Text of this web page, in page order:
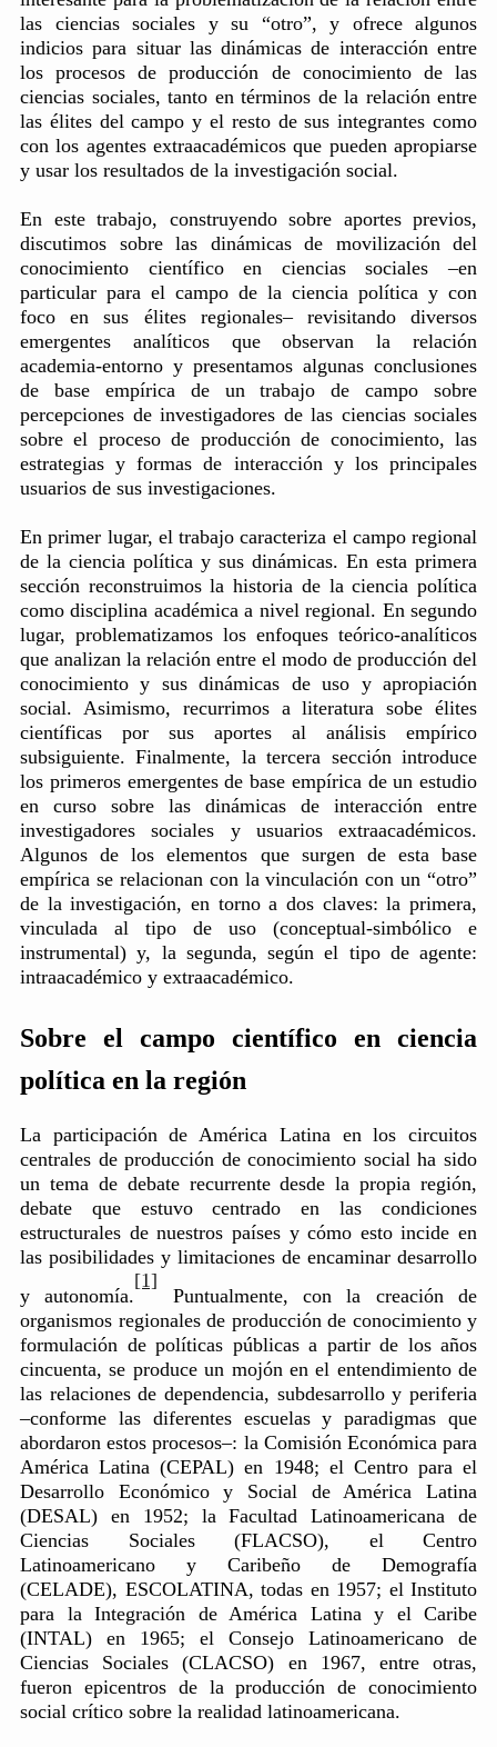
las ciencias sociales y su “otro”, y ofrece algunos
indicios para situar las dinámicas de interacción entre
los procesos de producción de conocimiento de las
ciencias sociales, tanto en términos de la relación entre
las élites del campo y el resto de sus integrantes como
con los agentes extraacadémicos que pueden apropiarse
y usar los resultados de la investigación social.
En este trabajo, construyendo sobre aportes previos,
discutimos sobre las dinámicas de movilización del
conocimiento científico en ciencias sociales –en
particular para el campo de la ciencia política y con
foco en sus élites regionales– revisitando diversos
emergentes analíticos que observan la relación
academia-entorno y presentamos algunas conclusiones
de base empírica de un trabajo de campo sobre
percepciones de investigadores de las ciencias sociales
sobre el proceso de producción de conocimiento, las
estrategias y formas de interacción y los principales
usuarios de sus investigaciones.
En primer lugar, el trabajo caracteriza el campo regional
de la ciencia política y sus dinámicas. En esta primera
sección reconstruimos la historia de la ciencia política
como disciplina académica a nivel regional. En segundo
lugar, problematizamos los enfoques teórico-analíticos
que analizan la relación entre el modo de producción del
conocimiento y sus dinámicas de uso y apropiación
social. Asimismo, recurrimos a literatura sobe élites
científicas por sus aportes al análisis empírico
subsiguiente. Finalmente, la tercera sección introduce
los primeros emergentes de base empírica de un estudio
en curso sobre las dinámicas de interacción entre
investigadores sociales y usuarios extraacadémicos.
Algunos de los elementos que surgen de esta base
empírica se relacionan con la vinculación con un “otro”
de la investigación, en torno a dos claves: la primera,
vinculada al tipo de uso (conceptual-simbólico e
instrumental) y, la segunda, según el tipo de agente:
intraacadémico y extraacadémico.
Sobre el campo científico en ciencia
política en la región
La participación de América Latina en los circuitos
centrales de producción de conocimiento social ha sido
un tema de debate recurrente desde la propia región,
debate que estuvo centrado en las condiciones
estructurales de nuestros países y cómo esto incide en
las posibilidades y limitaciones de encaminar desarrollo
y autonomía.
[1]
Puntualmente, con la creación de
organismos regionales de producción de conocimiento y
formulación de políticas públicas a partir de los años
cincuenta, se produce un mojón en el entendimiento de
las relaciones de dependencia, subdesarrollo y periferia
–conforme las diferentes escuelas y paradigmas que
abordaron estos procesos–: la Comisión Económica para
América Latina (CEPAL) en 1948; el Centro para el
Desarrollo Económico y Social de América Latina
(DESAL) en 1952; la Facultad Latinoamericana de
Ciencias Sociales (FLACSO), el Centro
Latinoamericano y Caribeño de Demografía
(CELADE), ESCOLATINA, todas en 1957; el Instituto
para la Integración de América Latina y el Caribe
(INTAL) en 1965; el Consejo Latinoamericano de
Ciencias Sociales (CLACSO) en 1967, entre otras,
fueron epicentros de la producción de conocimiento
social crítico sobre la realidad latinoamericana.